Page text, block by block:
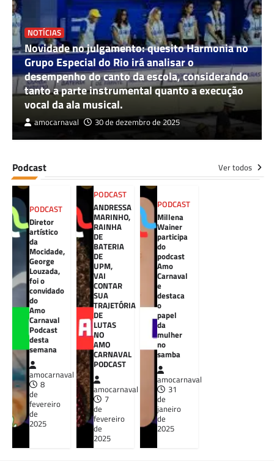
NOTÍCIAS
Novidade no julgamento: quesito Harmonia no
Grupo Especial do Rio irá analisar o
desempenho do canto da escola, considerando
tanto a parte instrumental quanto a execução
vocal da ala musical.
amocarnaval 30 de dezembro de 2025
Podcast Ver todos
PODCAST
Diretor
artístico
da
Mocidade,
George
Louzada,
foi o
convidado
do
Amo
Carnaval
Podcast
desta
semana
amocarnaval
8
de
fevereiro
de
2025
PODCAST
ANDRESSA
MARINHO,
RAINHA
DE
BATERIA
DE
UPM,
VAI
CONTAR
SUA
TRAJETÓRIA
DE
LUTAS
NO
AMO
CARNAVAL
PODCAST
amocarnaval
7
de
fevereiro
de
2025
PODCAST
Millena
Wainer
participa
do
podcast
Amo
Carnaval
e
destaca
o
papel
da
mulher
no
samba
amocarnaval
31
de
janeiro
de
2025